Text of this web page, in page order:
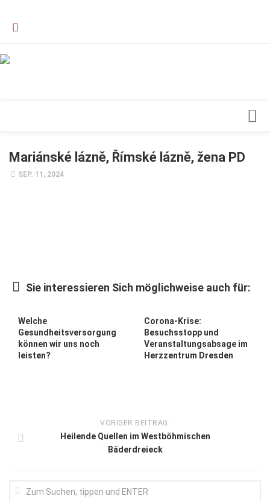
Forschung
Forum Gesundheit
Allgemein
Hören
Mariánské lázně, Římské lázně, žena PD
SEP. 11, 2024
Sie interessieren Sich möglichweise auch für:
Welche
Gesundheitsversorgung
können wir uns noch
leisten?
Corona-Krise:
Besuchsstopp und
Veranstaltungsabsage im
Herzzentrum Dresden
VORIGER BEITRAG:
Heilende Quellen im Westböhmischen
Bäderdreieck